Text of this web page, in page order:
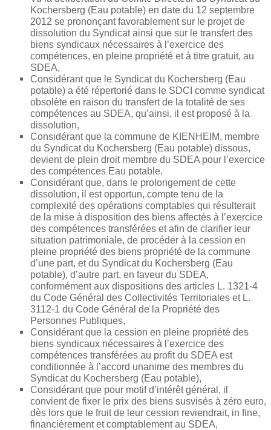
Kochersberg (Eau potable) en date du 12 septembre
2012 se prononçant favorablement sur le projet de
dissolution du Syndicat ainsi que sur le transfert des
biens syndicaux nécessaires à l’exercice des
compétences, en pleine propriété et à titre gratuit, au
SDEA,
Considérant que le Syndicat du Kochersberg (Eau
potable) a été répertorié dans le SDCI comme syndicat
obsolète en raison du transfert de la totalité de ses
compétences au SDEA, qu’ainsi, il est proposé à la
dissolution,
Considérant que la commune de KIENHEIM, membre
du Syndicat du Kochersberg (Eau potable) dissous,
devient de plein droit membre du SDEA pour l’exercice
des compétences Eau potable.
Considérant que, dans le prolongement de cette
dissolution, il est opportun, compte tenu de la
complexité des opérations comptables qui résulterait
de la mise à disposition des biens affectés à l’exercice
des compétences transférées et afin de clarifier leur
situation patrimoniale, de procéder à la cession en
pleine propriété des biens propriété de la commune
d’une part, et du Syndicat du Kochersberg (Eau
potable), d’autre part, en faveur du SDEA,
conformément aux dispositions des articles L. 1321-4
du Code Général des Collectivités Territoriales et L.
3112-1 du Code Général de la Propriété des
Personnes Publiques,
Considérant que la cession en pleine propriété des
biens syndicaux nécessaires à l’exercice des
compétences transférées au profit du SDEA est
conditionnée à l’accord unanime des membres du
Syndicat du Kochersberg (Eau potable),
Considérant que pour motif d’intérêt général, il
convient de fixer le prix des biens susvisés à zéro euro,
dès lors que le fruit de leur cession reviendrait, in fine,
financièrement et comptablement au SDEA,